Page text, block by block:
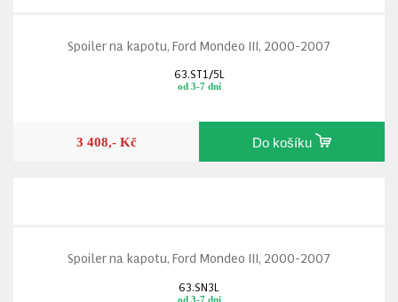
Spoiler na kapotu, Ford Mondeo III, 2000-2007
63.ST1/5L
od 3-7 dní
3 408,- Kč Do košíku
Spoiler na kapotu, Ford Mondeo III, 2000-2007
63.SN3L
od 3-7 dní